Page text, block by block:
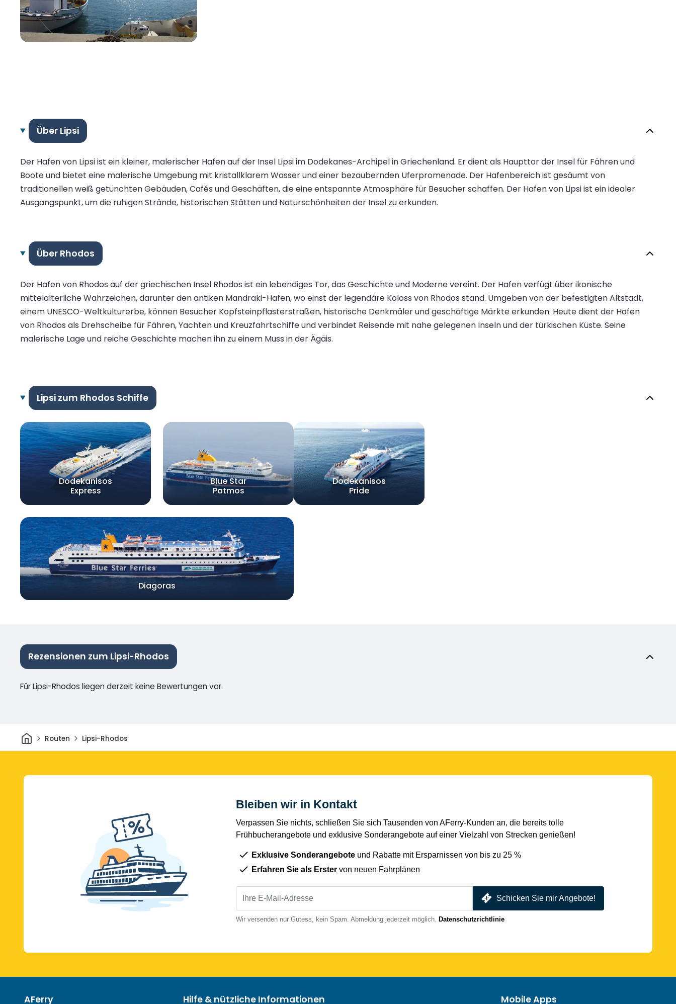
Über Lipsi
Der Hafen von Lipsi ist ein kleiner, malerischer Hafen auf der Insel Lipsi im Dodekanes-Archipel in Griechenland. Er dient als Haupttor der Insel für Fähren und
Boote und bietet eine malerische Umgebung mit kristallklarem Wasser und einer bezaubernden Uferpromenade. Der Hafenbereich ist gesäumt von
traditionellen weiß getünchten Gebäuden, Cafés und Geschäften, die eine entspannte Atmosphäre für Besucher schaffen. Der Hafen von Lipsi ist ein idealer
Ausgangspunkt, um die ruhigen Strände, historischen Stätten und Naturschönheiten der Insel zu erkunden.
Über Rhodos
Der Hafen von Rhodos auf der griechischen Insel Rhodos ist ein lebendiges Tor, das Geschichte und Moderne vereint. Der Hafen verfügt über ikonische
mittelalterliche Wahrzeichen, darunter den antiken Mandraki-Hafen, wo einst der legendäre Koloss von Rhodos stand. Umgeben von der befestigten Altstadt,
einem UNESCO-Weltkulturerbe, können Besucher Kopfsteinpflasterstraßen, historische Denkmäler und geschäftige Märkte erkunden. Heute dient der Hafen
von Rhodos als Drehscheibe für Fähren, Yachten und Kreuzfahrtschiffe und verbindet Reisende mit nahe gelegenen Inseln und der türkischen Küste. Seine
malerische Lage und reiche Geschichte machen ihn zu einem Muss in der Ägäis.
Lipsi zum Rhodos Schiffe
Dodekanisos
Express
Blue Star
Patmos
Diagoras
Dodekanisos
Pride
Rezensionen zum Lipsi-Rhodos
Für Lipsi-Rhodos liegen derzeit keine Bewertungen vor.
HeimRouten Lipsi-Rhodos
Bleiben wir in Kontakt
Verpassen Sie nichts, schließen Sie sich Tausenden von AFerry-Kunden an, die bereits tolle
Frühbucherangebote und exklusive Sonderangebote auf einer Vielzahl von Strecken genießen!
Exklusive Sonderangebote und Rabatte mit Ersparnissen von bis zu 25 %
Erfahren Sie als Erster von neuen Fahrplänen
Schicken Sie mir Angebote!
Wir versenden nur Gutess, kein Spam. Abmeldung jederzeit möglich. Datenschutzrichtlinie
AFerry Hilfe & nützliche Informationen Mobile Apps